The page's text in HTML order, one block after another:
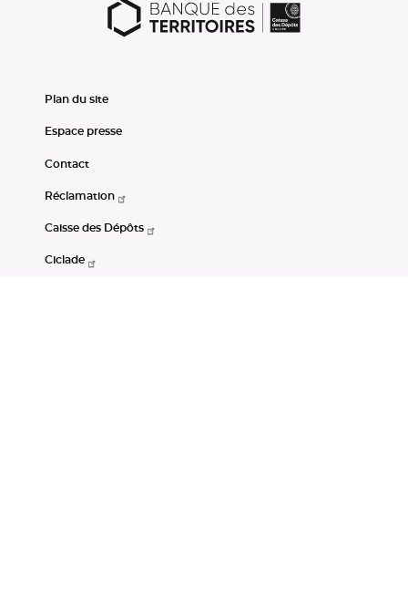
Plan du site
Espace presse
Contact
Réclamation
Caisse des Dépôts
Ciclade